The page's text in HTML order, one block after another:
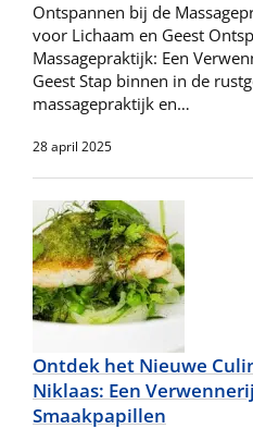
Ontspannen bij de
voor Lichaam en Geest
Massagepraktijk: Een
Geest Stap binnen in de
massagepraktijk en…
28 april 2025
Ontdek het Nieuwe
Niklaas: Een
Smaakpapillen